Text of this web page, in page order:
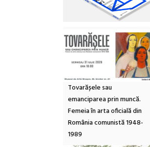
Tovarășele sau
emanciparea prin muncă.
Femeia în arta oficială din
România comunistă 1948-
1989